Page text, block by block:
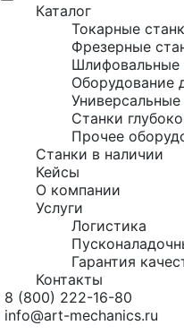
Каталог
Токарные
Фрезерные
Шлифовальные
Оборудование
Станки
Прочее
Станки в наличии
Кейсы
О компании
Услуги
Логистика
Гарантия
Контакты
8 (800) 222-16-80
info@art-mechanics.ru